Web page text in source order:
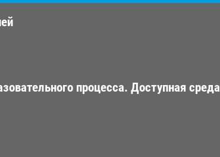
процесса. Доступная среда